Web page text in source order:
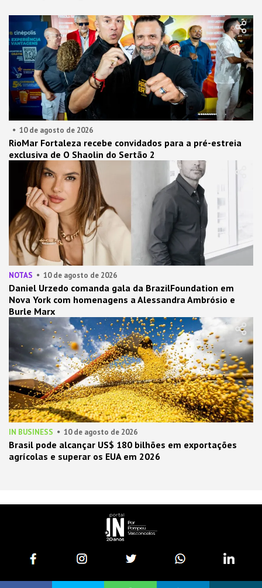
10 de agosto de 2026
RioMar Fortaleza recebe convidados para a pré-estreia
exclusiva de O Shaolin do Sertão 2
NOTAS 10 de agosto de 2026
Daniel Urzedo comanda gala da BrazilFoundation em
Nova York com homenagens a Alessandra Ambrósio e
Burle Marx
IN BUSINESS 10 de agosto de 2026
Brasil pode alcançar US$ 180 bilhões em exportações
agrícolas e superar os EUA em 2026